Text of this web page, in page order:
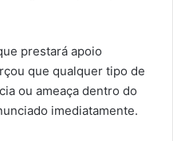
prestará apoio
que qualquer tipo de
ou ameaça dentro do
imediatamente.